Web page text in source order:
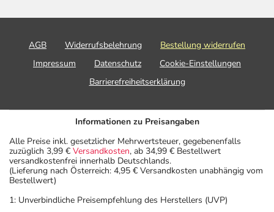
AGB Widerrufsbelehrung
Bestellung widerrufen
Impressum
Datenschutz
Cookie-Einstellungen
Barrierefreiheitserklärung
Informationen zu Preisangaben
Alle Preise inkl. gesetzlicher Mehrwertsteuer, gegebenenfalls
zuzüglich 3,99 € Versandkosten, ab 34,99 € Bestellwert
versandkostenfrei innerhalb Deutschlands.
(Lieferung nach Österreich: 4,95 € Versandkosten unabhängig vom
Bestellwert)
1: Unverbindliche Preisempfehlung des Herstellers (UVP)